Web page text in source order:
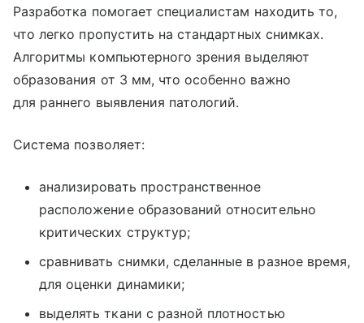
Разработка помогает специалистам находить то,
что легко пропустить на стандартных снимках.
Алгоритмы компьютерного зрения выделяют
образования от 3 мм, что особенно важно
для раннего выявления патологий.
Система позволяет:
анализировать пространственное
расположение образований относительно
критических структур;
сравнивать снимки, сделанные в разное время,
для оценки динамики;
выделять ткани с разной плотностью